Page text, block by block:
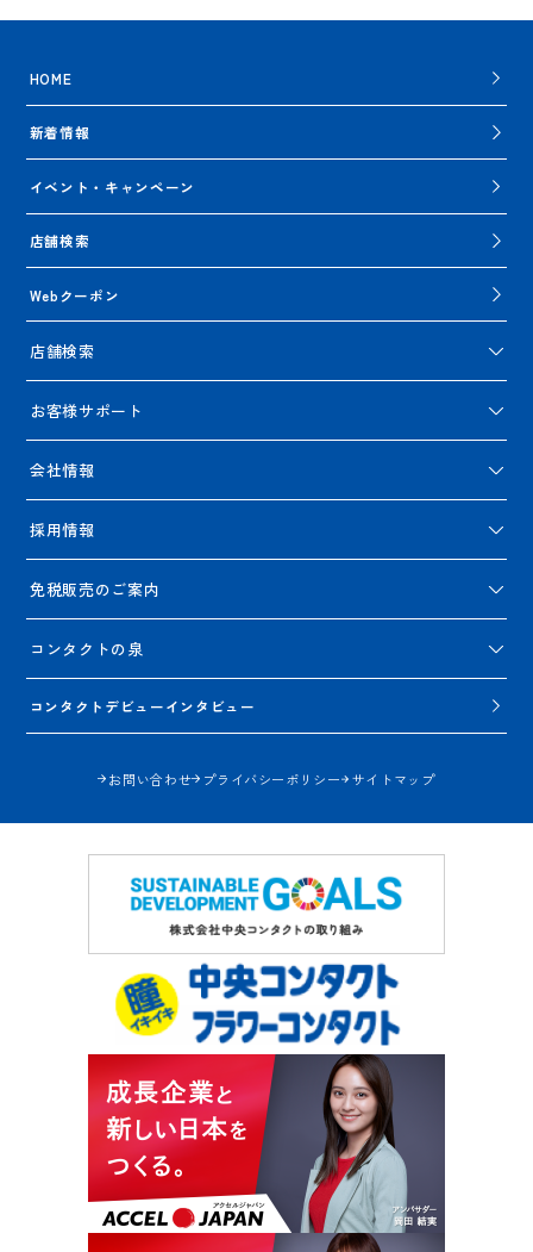
HOME
新着情報
イベント・キャンペーン
店舗検索
Webクーポン
店舗検索
お客様サポート
会社情報
採用情報
免税販売のご案内
コンタクトの泉
コンタクトデビューインタビュー
お問い合わせ プライバシーポリシー サイトマップ